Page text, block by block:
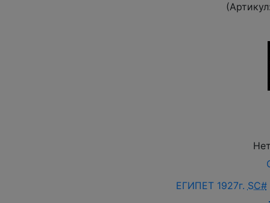
ЕГИПЕТ 1927г. SC#